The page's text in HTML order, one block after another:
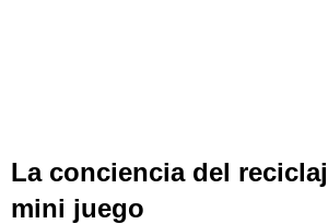
La conciencia del
mini juego